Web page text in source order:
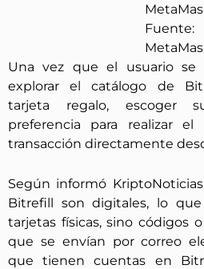
Fuente:
Una vez que el usuario se
explorar el catálogo de
tarjeta regalo, escoger
preferencia para realizar
transacción directamente
Según informó
Bitrefill son digitales, lo
tarjetas físicas, sino códigos o
que se envían por correo
que tienen cuentas en